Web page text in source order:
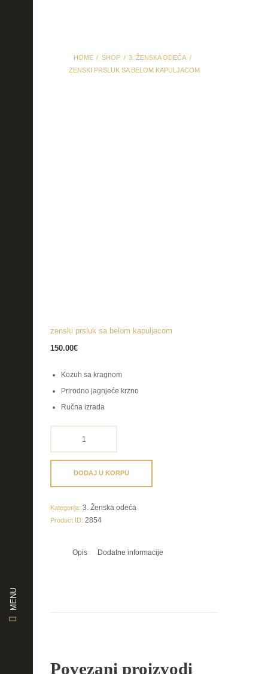
MENU
HOME SHOP
3. ŽENSKA ODEĆA
ZENSKI PRSLUK SA BELOM KAPULJACOM
zenski prsluk sa belom kapuljacom
150.00€
Kozuh sa kragnom
Prirodno jagnjeće krzno
Ručna izrada
DODAJ U KORPU
Kategorija: 3. Ženska odeća
Product ID: 2854
Opis Dodatne informacije
Povezani proizvodi